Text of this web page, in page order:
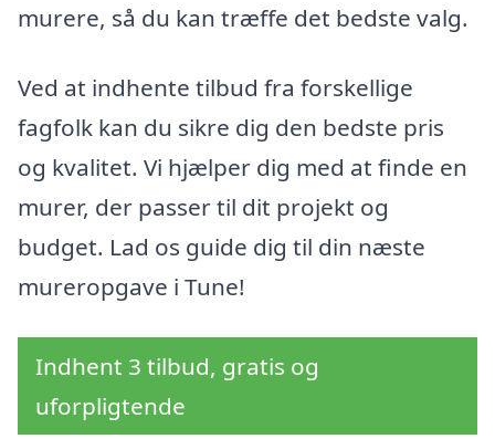
murere, så du kan træffe det bedste valg.
Ved at indhente tilbud fra forskellige
fagfolk kan du sikre dig den bedste pris
og kvalitet. Vi hjælper dig med at finde en
murer, der passer til dit projekt og
budget. Lad os guide dig til din næste
mureropgave i Tune!
Indhent 3 tilbud, gratis og
uforpligtende